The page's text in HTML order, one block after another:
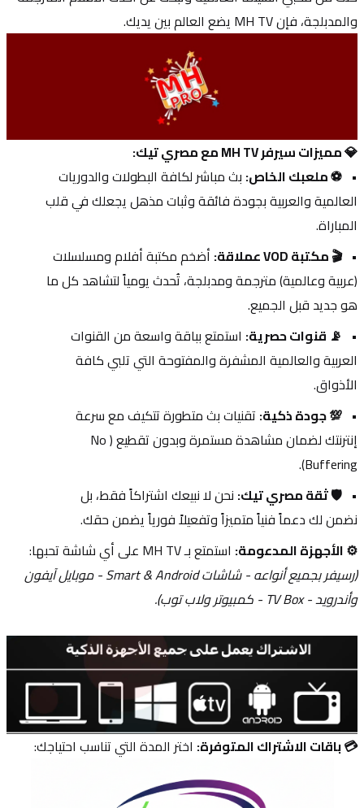
والمدبلجة، فإن MH TV يضع العالم بين يديك.
💎 مميزات سيرفر MH TV مع مصري تيك:
⚽ ملعبك الخاص:
المباراة.
🎬 مكتبة VOD عملاقة:
هو جديد قبل الجميع.
📡 قنوات حصرية:
الأذواق.
💯 جودة ذكية:
إنترنتك لضمان مشاهدة مستمرة وبدون تقطيع (No
Buffering).
🛡️ ثقة مصري تيك:
نضمن لك دعماً فنياً متميزاً وتفعيلاً فورياً يضمن حقك.
⚙️ الأجهزة المدعومة: استمتع بـ MH TV على أي شاشة تحبها:
وأندرويد - TV Box - كمبيوتر ولاب توب).
💳 باقات الاشتراك المتوفرة: اختر المدة التي تناسب احتياجك: